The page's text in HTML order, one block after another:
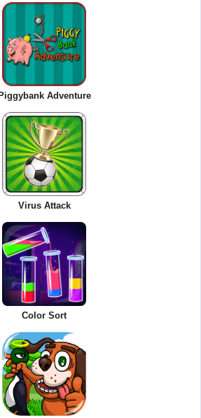
Adventure
Virus Attack
Color Sort